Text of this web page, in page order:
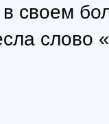
своем
слово